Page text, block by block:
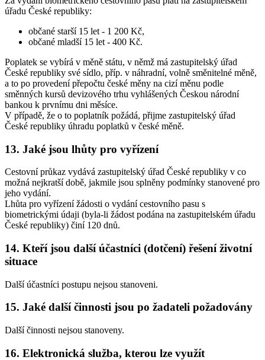
úřadu České republiky:
občané starší 15 let - 1 200 Kč,
občané mladší 15 let - 400 Kč.
Poplatek se vybírá v měně státu, v němž má zastupitelský úřad
České republiky své sídlo, příp. v náhradní, volně směnitelné měně,
a to po provedení přepočtu české měny na cizí měnu podle
směnných kursů devizového trhu vyhlášených Českou národní
bankou k prvnímu dni měsíce.
V případě, že o to poplatník požádá, přijme zastupitelský úřad
České republiky úhradu poplatků v české měně.
13. Jaké jsou lhůty pro vyřízení
Cestovní průkaz vydává zastupitelský úřad České republiky v co
možná nejkratší době, jakmile jsou splněny podmínky stanovené pro
jeho vydání.
Lhůta pro vyřízení žádosti o vydání cestovního pasu s
biometrickými údaji (byla-li žádost podána na zastupitelském úřadu
České republiky) činí 120 dnů.
14. Kteří jsou další účastníci (dotčení) řešení životní
situace
Další účastníci postupu nejsou stanoveni.
15. Jaké další činnosti jsou po žadateli požadovány
Další činnosti nejsou stanoveny.
16. Elektronická služba, kterou lze využít